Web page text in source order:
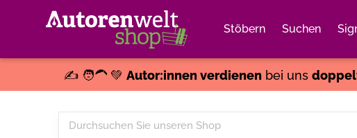
Stöbern Suchen
✍️ 🧑‍🦱 💚 Autor:innen verdienenbei uns
Durchsuchen
Sie